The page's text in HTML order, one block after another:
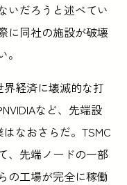
いだろうと述べてい
に同社の施設が破壊
経済に壊滅的な打
など、先端設
なおさらだ。TSMC
、先端ノードの一部
の工場が完全に稼働